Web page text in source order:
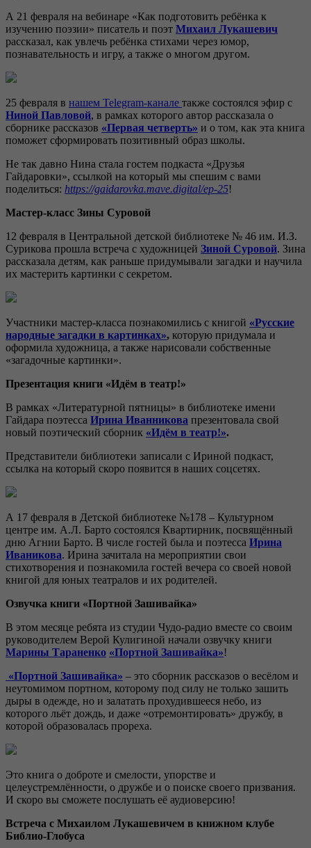
А 21 февраля на вебинаре «Как подготовить ребёнка к
изучению поэзии» писатель и поэт Михаил Лукашевич
рассказал, как увлечь ребёнка стихами через юмор,
познавательность и игру, а также о многом другом.
25 февраля в нашем Telegram-канале также состоялся эфир с
Ниной Павловой, в рамках которого автор рассказала о
сборнике рассказов «Первая четверть» и о том, как эта книга
поможет сформировать позитивный образ школы.
Не так давно Нина стала гостем подкаста «Друзья
Гайдаровки», ссылкой на который мы спешим с вами
поделиться: https://gaidarovka.mave.digital/ep-25!
Мастер-класс Зины Суровой
12 февраля в Центральной детской библиотеке № 46 им. И.З.
Сурикова прошла встреча с художницей Зиной Суровой. Зина
рассказала детям, как раньше придумывали загадки и научила
их мастерить картинки с секретом.
Участники мастер-класса познакомились с книгой «Русские
народные загадки в картинках», которую придумала и
оформила художница, а также нарисовали собственные
«загадочные картинки».
Презентация книги «Идём в театр!»
В рамках «Литературной пятницы» в библиотеке имени
Гайдара поэтесса Ирина Иванникова презентовала свой
новый поэтический сборник «Идём в театр!».
Представители библиотеки записали с Ириной подкаст,
ссылка на который скоро появится в наших соцсетях.
А 17 февраля в Детской библиотеке №178 – Культурном
центре им. А.Л. Барто состоялся Квартирник, посвящённый
дню Агнии Барто. В числе гостей была и поэтесса Ирина
Иваникова. Ирина зачитала на мероприятии свои
стихотворения и познакомила гостей вечера со своей новой
книгой для юных театралов и их родителей.
Озвучка книги «Портной Зашивайка»
В этом месяце ребята из студии Чудо-радио вместе со своим
руководителем Верой Кулигиной начали озвучку книги
Марины Тараненко «Портной Зашивайка»!
«Портной Зашивайка» – это сборник рассказов о весёлом и
неутомимом портном, которому под силу не только зашить
дыры в одежде, но и залатать прохудившееся небо, из
которого льёт дождь, и даже «отремонтировать» дружбу, в
которой образовалась прореха.
Это книга о доброте и смелости, упорстве и
целеустремлённости, о дружбе и о поиске своего призвания.
И скоро вы сможете послушать её аудиоверсию!
Встреча с Михаилом Лукашевичем в книжном клубе
Библио-Глобуса